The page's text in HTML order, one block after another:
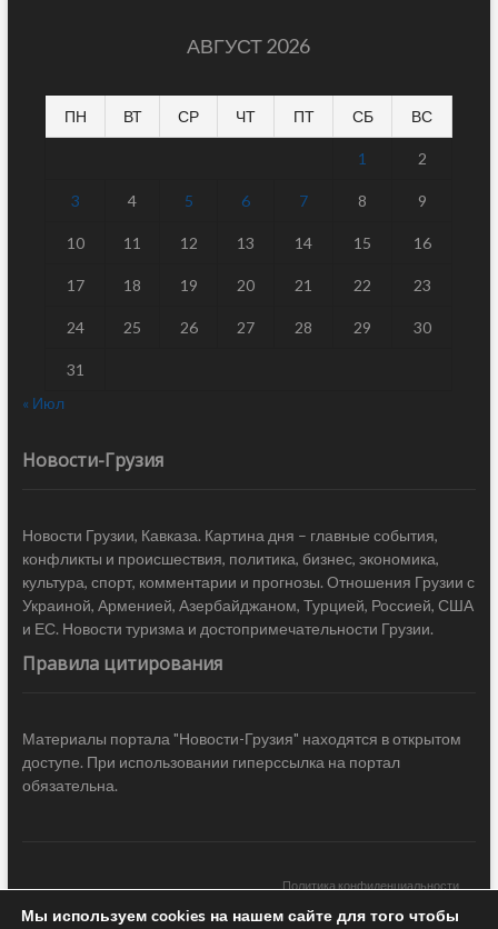
АВГУСТ 2026
ПН ВТ СР ЧТ ПТ СБ ВС
1 2
3 4 5 6 7 8 9
10 11 12 13 14 15 16
17 18 19 20 21 22 23
24 25 26 27 28 29 30
31
« Июл
Новости-Грузия
Новости Грузии, Кавказа. Картина дня – главные события,
конфликты и происшествия, политика, бизнес, экономика,
культура, спорт, комментарии и прогнозы. Отношения Грузии с
Украиной, Арменией, Азербайджаном, Турцией, Россией, США
и ЕС. Новости туризма и достопримечательности Грузии.
Правила цитирования
Материалы портала "Новости-Грузия" находятся в открытом
доступе. При использовании гиперссылка на портал
обязательна.
Политика конфиденциальности
Мы используем cookies на нашем сайте для того чтобы